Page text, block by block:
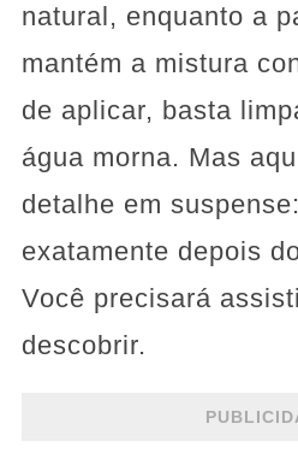
natural, enquanto a
mantém a mistura
de aplicar, basta
água morna. Mas
detalhe em
exatamente depois
Você precisará
descobrir.